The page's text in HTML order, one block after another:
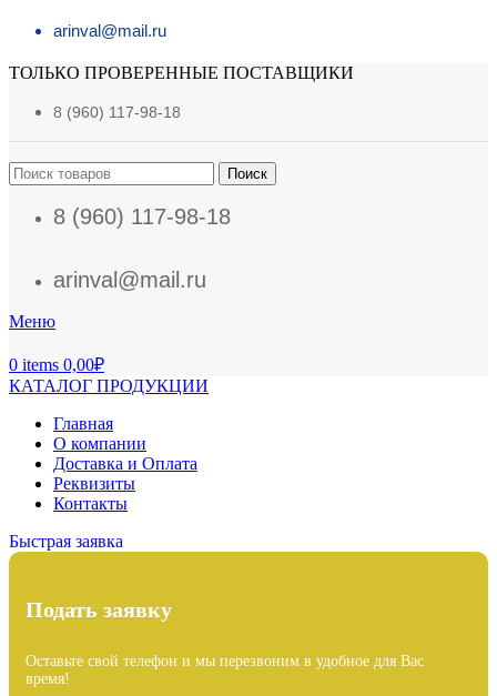
arinval@mail.ru
ТОЛЬКО ПРОВЕРЕННЫЕ ПОСТАВЩИКИ
8 (960) 117-98-18
Поиск
8 (960) 117-98-18
arinval@mail.ru
Меню
0 items 0,00₽
КАТАЛОГ ПРОДУКЦИИ
Главная
О компании
Доставка и Оплата
Реквизиты
Контакты
Быстрая заявка
Подать заявку
Оставьте свой телефон и мы перезвоним в удобное для Вас
время!